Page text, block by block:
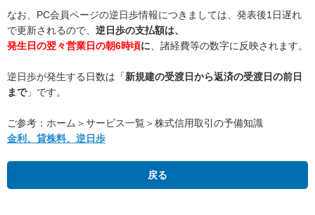
なお、PC会員ページの逆日歩情報につきましては、発表後1日遅れ
で更新されるので、 逆日歩の支払額は、
発生日の翌々営業日の朝6時頃に 、諸経費等の数字に反映されます。
逆日歩が発生する日数は「新規建の受渡日から返済の受渡日の前日
まで」です。
ご参考：ホーム＞サービス一覧＞株式信用取引の予備知識
金利、貸株料、逆日歩
戻る